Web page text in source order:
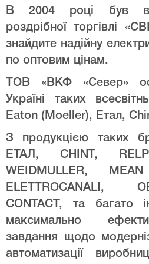
В 2004 році був
роздрібної торгівлі
знайдите надійну
по оптовим цінам.
ТОВ «ВКФ «Север»
Україні таких
Eaton (Moeller), Етал,
З продукцією таких
ЕТАЛ, CHINT,
WEIDMULLER,
ELETTROCANALI,
CONTACT, та багато
максимально
завдання щодо
автоматизації